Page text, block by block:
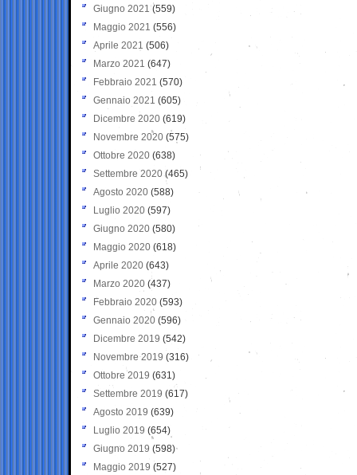
Giugno 2021(559)
Maggio 2021 (556)
Aprile 2021 (506)
Marzo 2021 (647)
Febbraio 2021 (570)
Gennaio 2021 (605)
Dicembre 2020 (619)
Novembre 2020 (575)
Ottobre 2020 (638)
Settembre 2020(465)
Agosto 2020 (588)
Luglio 2020 (597)
Giugno 2020 (580)
Maggio 2020 (618)
Aprile 2020 (643)
Marzo 2020 (437)
Febbraio 2020 (593)
Gennaio 2020 (596)
Dicembre 2019 (542)
Novembre 2019 (316)
Ottobre 2019 (631)
Settembre 2019 (617)
Agosto 2019 (639)
Luglio 2019 (654)
Giugno 2019 (598)
Maggio 2019 (527)